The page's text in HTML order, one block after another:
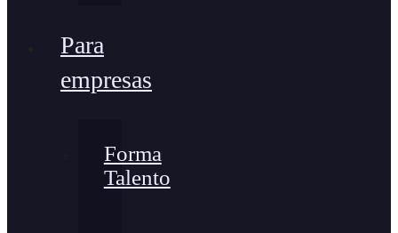
Para
empresas
Forma
Talento